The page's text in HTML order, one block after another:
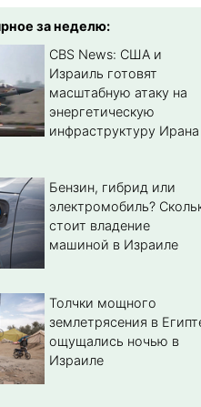
за неделю:
CBS News: США и
Израиль готовят
масштабную атаку на
энергетическую
инфраструктуру Ирана
Бензин, гибрид или
электромобиль?
стоит владение
машиной в Израиле
Толчки мощного
землетрясения в
ощущались ночью в
Израиле